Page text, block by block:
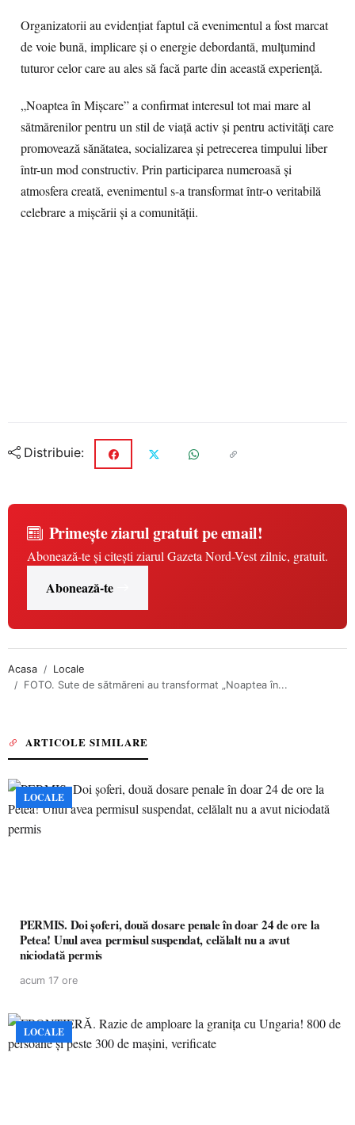
Organizatorii au evidențiat faptul că evenimentul a fost marcat
de voie bună, implicare și o energie debordantă, mulțumind
tuturor celor care au ales să facă parte din această experiență.
„Noaptea în Mișcare” a confirmat interesul tot mai mare al
sătmărenilor pentru un stil de viață activ și pentru activități care
promovează sănătatea, socializarea și petrecerea timpului liber
într-un mod constructiv. Prin participarea numeroasă și
atmosfera creată, evenimentul s-a transformat într-o veritabilă
celebrare a mișcării și a comunității.
Distribuie:
Primește ziarul gratuit pe email!
Abonează-te și citești ziarul Gazeta Nord-Vest zilnic, gratuit.
Abonează-te
Acasa
Locale
FOTO. Sute de sătmăreni au transformat „Noaptea în...
ARTICOLE SIMILARE
LOCALE
PERMIS. Doi șoferi, două dosare penale în doar 24 de ore la
Petea! Unul avea permisul suspendat, celălalt nu a avut
niciodată permis
acum 17 ore
LOCALE